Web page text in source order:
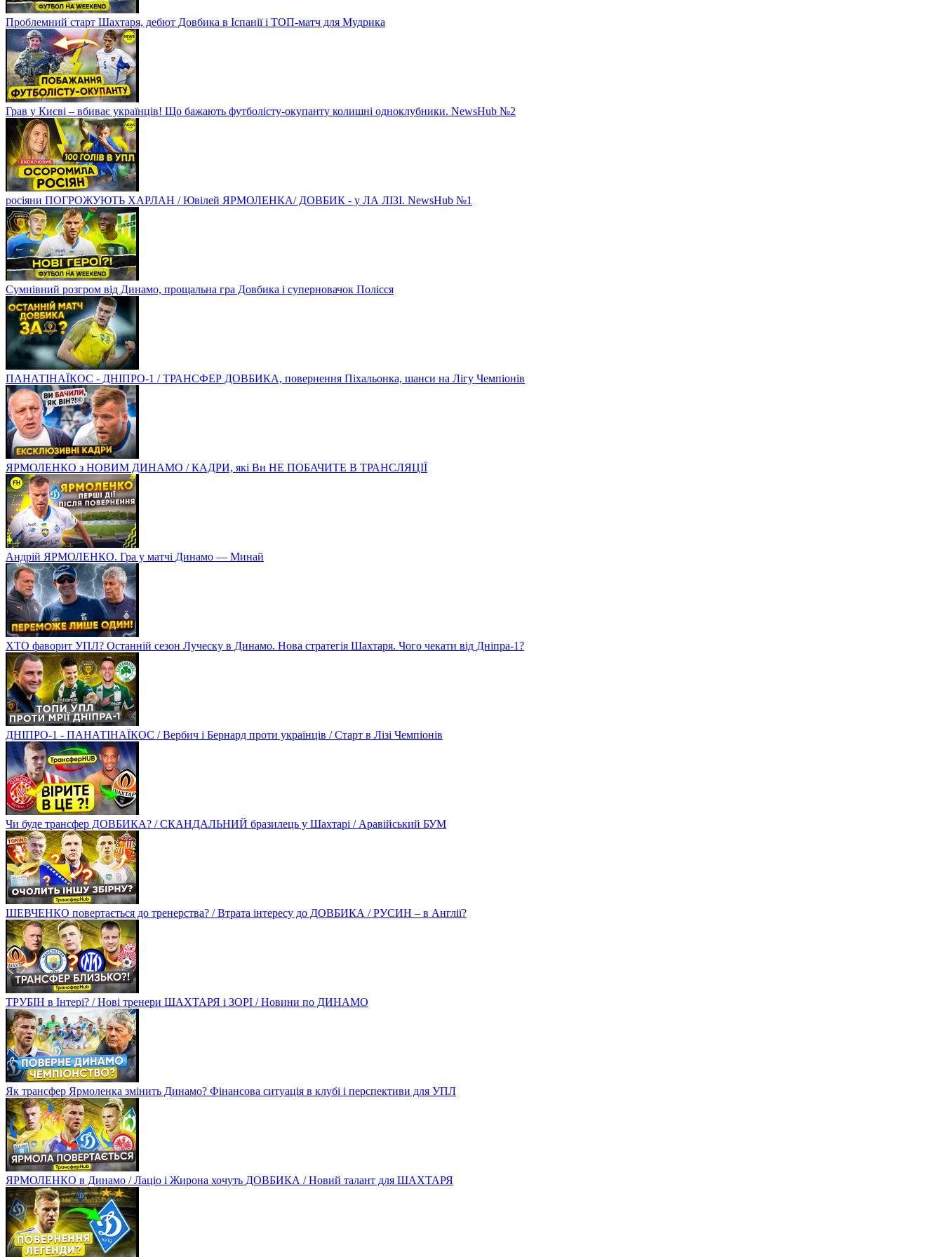
Проблемний старт Шахтаря, дебют Довбика в Іспанії і ТОП-матч для Мудрика
Грав у Києві – вбиває українців! Що бажають футболісту-окупанту колишні одноклубники. NewsHub №2
росіяни ПОГРОЖУЮТЬ ХАРЛАН / Ювілей ЯРМОЛЕНКА/ ДОВБИК - у ЛА ЛІЗІ. NewsHub №1
Сумнівний розгром від Динамо, прощальна гра Довбика і суперновачок Полісся
ПАНАТІНАЇКОС - ДНІПРО-1 / ТРАНСФЕР ДОВБИКА, повернення Піхальонка, шанси на Лігу Чемпіонів
ЯРМОЛЕНКО з НОВИМ ДИНАМО / КАДРИ, які Ви НЕ ПОБАЧИТЕ В ТРАНСЛЯЦІЇ
Андрій ЯРМОЛЕНКО. Гра у матчі Динамо — Минай
ХТО фаворит УПЛ? Останній сезон Луческу в Динамо. Нова стратегія Шахтаря. Чого чекати від Дніпра-1?
ДНІПРО-1 - ПАНАТІНАЇКОС / Вербич і Бернард проти українців / Старт в Лізі Чемпіонів
Чи буде трансфер ДОВБИКА? / СКАНДАЛЬНИЙ бразилець у Шахтарі / Аравійський БУМ
ШЕВЧЕНКО повертається до тренерства? / Втрата інтересу до ДОВБИКА / РУСИН – в Англії?
ТРУБІН в Інтері? / Нові тренери ШАХТАРЯ і ЗОРІ / Новини по ДИНАМО
Як трансфер Ярмоленка змінить Динамо? Фінансова ситуація в клубі і перспективи для УПЛ
ЯРМОЛЕНКО в Динамо / Лаціо і Жирона хочуть ДОВБИКА / Новий талант для ШАХТАРЯ